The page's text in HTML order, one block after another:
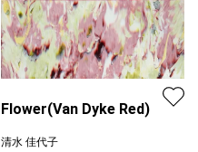
Flower(Van Dyke Red)
清水 佳代子